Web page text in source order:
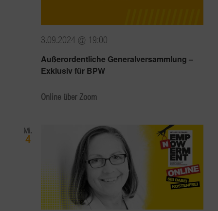
Außerordentliche Generalversammlung –
Exklusiv für BPW
3.09.2024 @ 19:00
Online über Zoom
Mi.
4